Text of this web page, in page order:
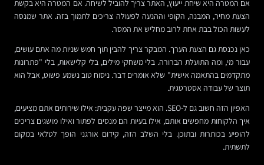
אם המטרה היא שיחת ייעוץ, האתר צריך להוביל לשיחה. אם המטרה היא בקשת
הצעת מחיר, המבנה, הקופי וההנעה לפעולה צריכים לתמוך בזה. אתר שמנסה
לעשות הכול בבת אחת לרוב מחליש את המסר.
כאן נכנסת גם הצעת הערך. המבקר צריך להבין תוך חמש שניות מה אתם עושים,
עבור מי, ומה התועלת הברורה. בלי משחקי מילים, בלי קלישאות, בלי "פתרונות
מתקדמים בהתאמה אישית" שלא אומרים דבר. ניסוח טוב נשמע פשוט, אבל הוא
תוצר של עבודה אסטרטגית.
האפיון הזה חשוב גם ל-SEO. הוא מייצר שפה עקבית: אילו שירותים אתם מציעים,
איך הלקוחות מחפשים אותם, אילו בעיות הם מנסים לפתור ואילו מושגים צריכים
להופיע בכותרות ובתוכן. בלי השלב הזה, קידום אורגני הופך לטלאי במקום
לתשתית.